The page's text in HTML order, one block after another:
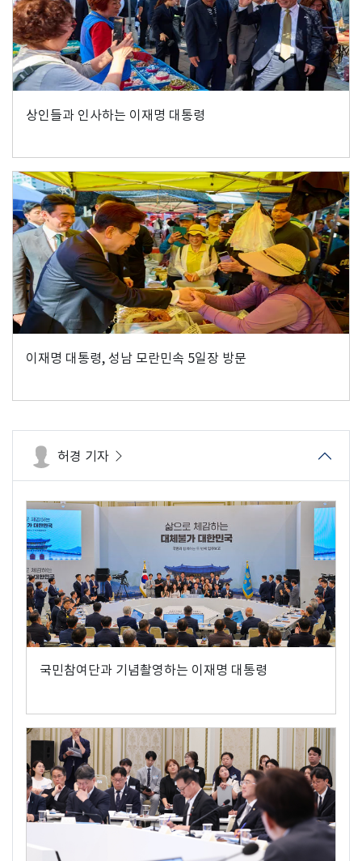
상인들과 인사하는 이재명 대통령
이재명 대통령, 성남 모란민속 5일장 방문
허경 기자
국민참여단과 기념촬영하는 이재명 대통령